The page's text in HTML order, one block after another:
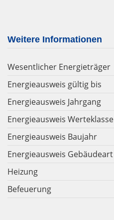
Weitere Informationen
Wesentlicher Energieträger
Energieausweis gültig bis
Energieausweis Jahrgang
Energieausweis Werteklasse
Energieausweis Baujahr
Energieausweis Gebäudeart
Heizung
Befeuerung